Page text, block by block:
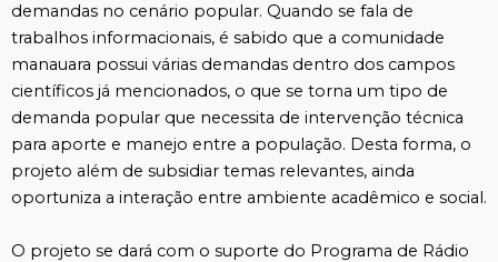
demandas no cenário popular. Quando se fala de
trabalhos informacionais, é sabido que a comunidade
manauara possui várias demandas dentro dos campos
científicos já mencionados, o que se torna um tipo de
demanda popular que necessita de intervenção técnica
para aporte e manejo entre a população. Desta forma, o
projeto além de subsidiar temas relevantes, ainda
oportuniza a interação entre ambiente acadêmico e social.
O projeto se dará com o suporte do Programa de Rádio